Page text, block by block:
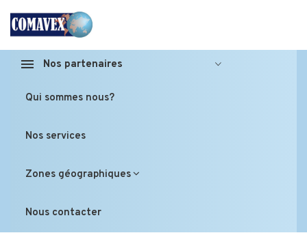
Nos partenaires
Qui sommes nous?
Nos services
Zones géographiques
Nous contacter